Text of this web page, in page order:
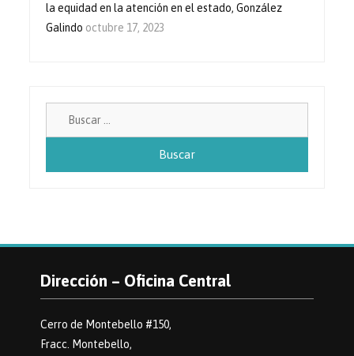
la equidad en la atención en el estado, González
Galindo octubre 17, 2023
Dirección – Oficina Central
Cerro de Montebello #150,
Fracc. Montebello,